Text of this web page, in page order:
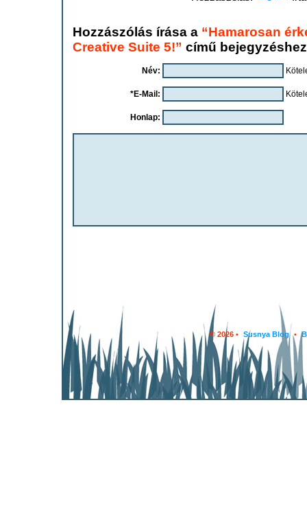
Hozzászólás írása a “Hamarosan
Creative Suite 5!” című
Név:
*E-Mail:
Honlap:
© 2026 • Susnya Blog •